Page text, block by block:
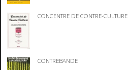
CONCENTRE DE CONTRE-CULTURE
CONTREBANDE